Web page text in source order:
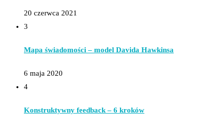
20 czerwca 2021
3
Mapa świadomości – model Davida Hawkinsa
6 maja 2020
4
Konstruktywny feedback – 6 kroków